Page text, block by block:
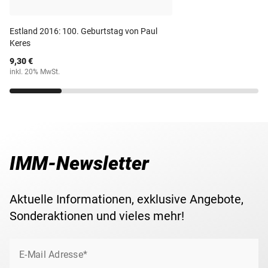
Brüssel" verausgabt.
schützenden Münz-Kapsel zugesandt. Für eine
Maße 25,75 mm
Gewicht
Lieferzeit 3-5 Werktage
Estland 2016: 100. Geburtstag von Paul
Keres
9,30 €
inkl. 20% MwSt.
IMM-Newsletter
Aktuelle Informationen, exklusive Angebote,
Sonderaktionen und vieles mehr!
E-Mail Adresse*